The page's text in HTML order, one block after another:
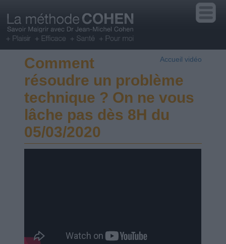
Accueil vidéo
Comment
résoudre un problème
technique ? On ne vous
lâche pas dès 8H du
05/03/2020